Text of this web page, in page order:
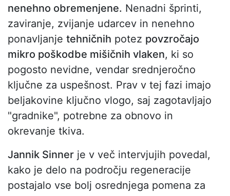
nenehno obremenjene. Nenadni šprinti,
zaviranje, zvijanje udarcev in nenehno
ponavljanje tehničnih potez povzročajo
mikro poškodbe mišičnih vlaken, ki so
pogosto nevidne, vendar srednjeročno
ključne za uspešnost. Prav v tej fazi imajo
beljakovine ključno vlogo, saj zagotavljajo
"gradnike", potrebne za obnovo in
okrevanje tkiva.
Jannik Sinner je v več intervjujih povedal,
kako je delo na področju regeneracije
postajalo vse bolj osrednjega pomena za